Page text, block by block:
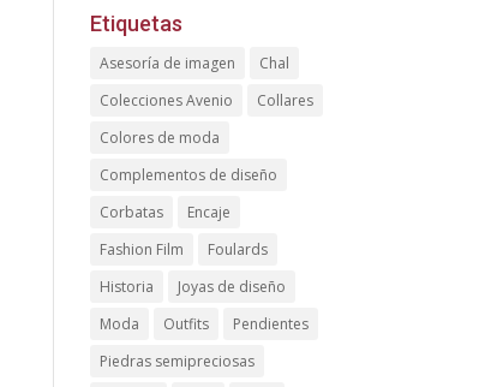
Etiquetas
Asesoría de imagen
Chal
Colecciones Avenio
Collares
Colores de moda
Complementos de diseño
Corbatas
Encaje
Fashion Film
Foulards
Historia
Joyas de diseño
Moda
Outfits
Pendientes
Piedras semipreciosas